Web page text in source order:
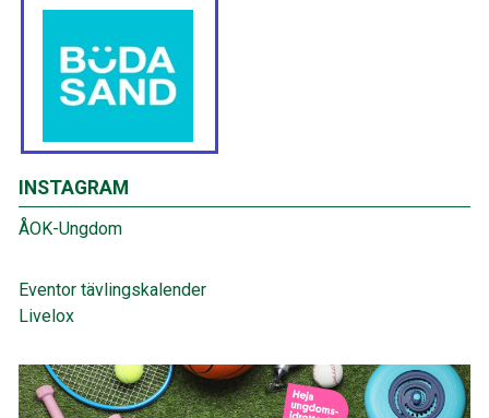
INSTAGRAM
ÅOK-Ungdom
Eventor tävlingskalender
Livelox